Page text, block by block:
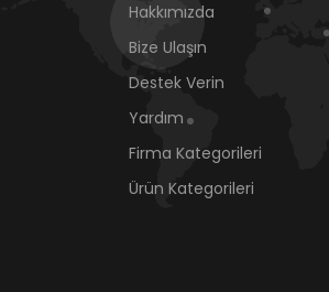
Hakkımızda
Bize Ulaşın
Destek Verin
Yardım
Firma Kategorileri
Ürün Kategorileri